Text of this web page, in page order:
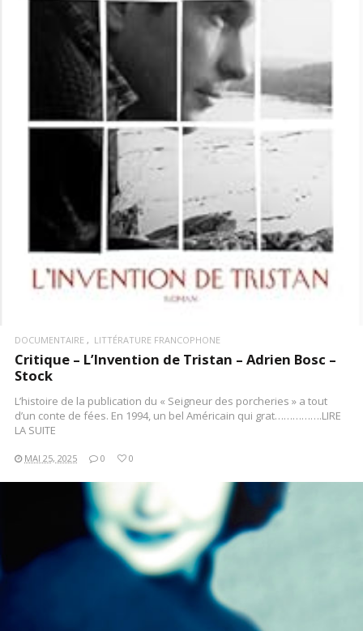
LIRE LA SUITE
DOCUMENTAIRE LITTÉRATURE FRANCOPHONE
Critique – L’Invention de Tristan – Adrien Bosc –
Stock
L’histoire de la publication du « Seigneur des porcheries » a tout
d’un conte de fées. En 1994, un bel Américain qui grat…………….LIRE
LA SUITE
MAI 25, 2025 0 0